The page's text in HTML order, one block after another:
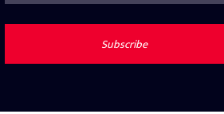
Subscribe